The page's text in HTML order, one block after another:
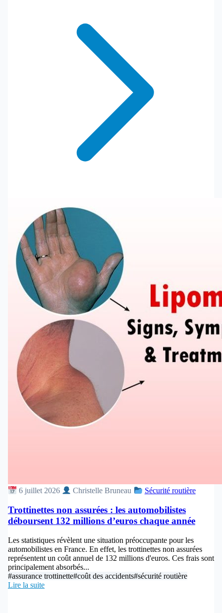
6 juillet 2026 Christelle Bruneau Sécurité routière
Trottinettes non assurées : les automobilistes
déboursent 132 millions d’euros chaque année
Les statistiques révèlent une situation préoccupante pour les
automobilistes en France. En effet, les trottinettes non assurées
représentent un coût annuel de 132 millions d'euros. Ces frais sont
principalement absorbés...
#assurance trottinette#coût des accidents#sécurité routière
Lire la suite